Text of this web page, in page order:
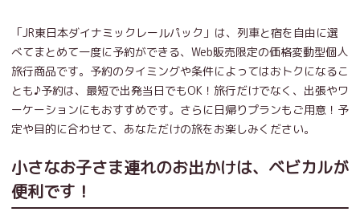
「JR東日本ダイナミックレールパック」は、列車と宿を自由に選
べてまとめて一度に予約ができる、Web販売限定の価格変動型個人
旅行商品です。予約のタイミングや条件によってはおトクになるこ
とも♪予約は、最短で出発当日でもOK！旅行だけでなく、出張やワ
ーケーションにもおすすめです。さらに日帰りプランもご用意！予
定や目的に合わせて、あなただけの旅をお楽しみください。
小さなお子さま連れのお出かけは、ベビカルが
便利です！